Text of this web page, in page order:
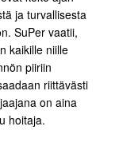
ja turvallisesta
SuPer vaatii,
kaikille niille
piiriin
riittävästi
on aina
hoitaja.